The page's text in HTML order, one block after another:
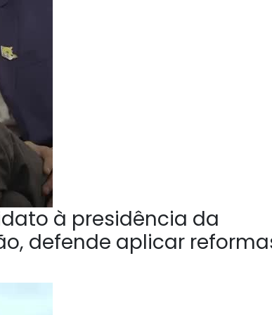
à presidência da
defende aplicar